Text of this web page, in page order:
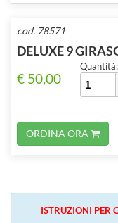
cod. 78571
DELUXE 9
€ 50,00
Quantità:
ORDINA ORA
ISTRUZIONI PER